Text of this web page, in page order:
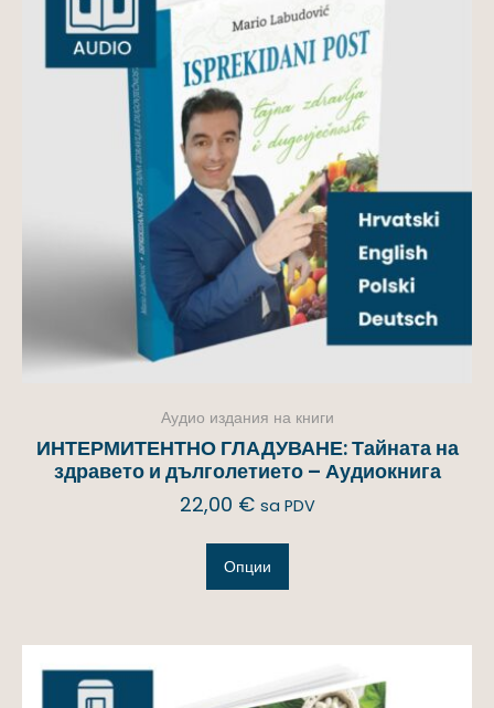
Аудио издания на книги
ИНТЕРМИТЕНТНО ГЛАДУВАНЕ: Тайната на
здравето и дълголетието – Аудиокнига
22,00 € sa PDV
Опции